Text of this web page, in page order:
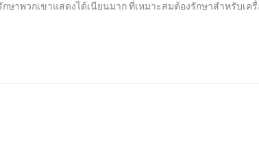
ษาพวกเขาแสดงได้เนียนมาก ที่เหมาะสมต้องรักษาสำหรับเค